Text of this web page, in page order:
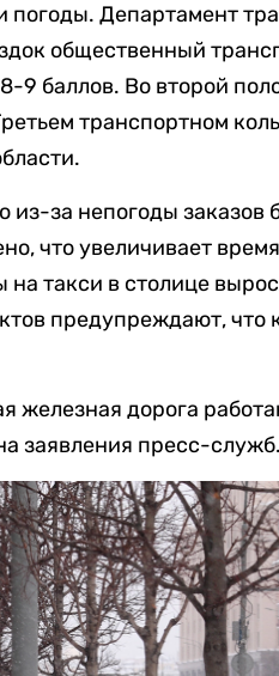
погоды. Департамент
общественный
9 баллов. Во второй
транспортном
из-за непогоды заказов
что увеличивает
на такси в столице
предупреждают, что
железная дорога
заявления пресс-служб.